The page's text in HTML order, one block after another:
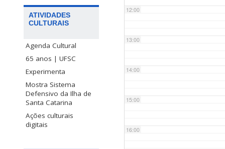
ATIVIDADES
CULTURAIS
Agenda Cultural
65 anos | UFSC
Experimenta
Mostra Sistema
Defensivo da Ilha de
Santa Catarina
Ações culturais
digitais
12:00
13:00
14:00
15:00
16:00